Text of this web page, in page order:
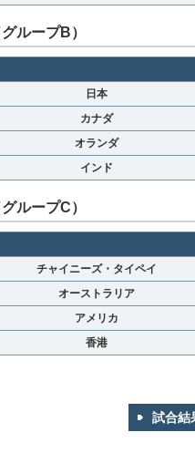
ループB）
日本
カナダ
オランダ
インド
ループC）
チャイニーズ・タイペイ
オーストラリア
アメリカ
香港
試合結